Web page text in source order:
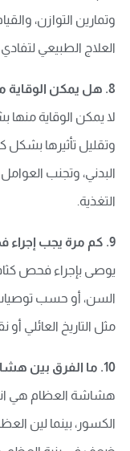
وتمارين التوازن،
العلاج الطبيعي
8. هل يمكن الوقاية من هشاشة العظام تمامًا؟
لا يمكن الوقاية
وتقليل تأثيرها بشكل
البدني، وتجنب
التغذية.
9. كم مرة يجب إجراء فحص كثافة العظام لكبار السن؟
السن، أو حسب
مثل التاريخ العائلي
10. ما الفرق بين هشاشة العظام ولين العظام؟
هشاشة العظام هي
الكسور، بينما لين